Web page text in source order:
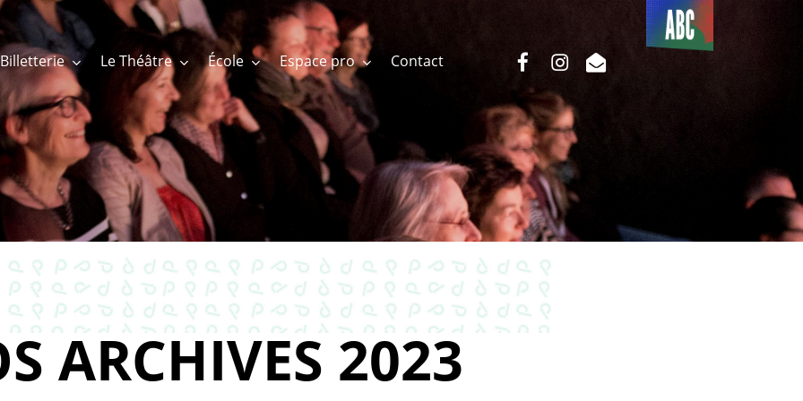
Billetterie Le Théâtre École Espace pro Contact
Du côté
de l’ABC
facebookinstagram
email
ARCHIVES 2023